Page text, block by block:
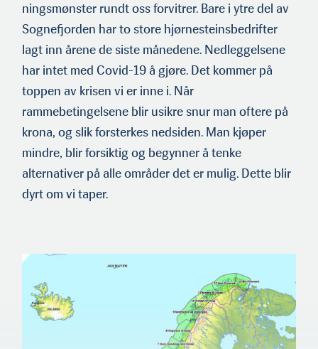
ningsmønster rundt oss forvitrer. Bare i ytre del av
Sognefjorden har to store hjørnesteinsbedrifter
lagt inn årene de siste måne­dene. Nedleggelsene
har intet med Covid-19 å gjøre. Det kommer på
toppen av krisen vi er inne i. Når
rammebetingelsene blir usikre snur man oftere på
krona, og slik forsterkes nedsiden. Man kjøper
mindre, blir forsiktig og begynner å tenke
alternativer på alle områder det er mulig. Dette blir
dyrt om vi taper.